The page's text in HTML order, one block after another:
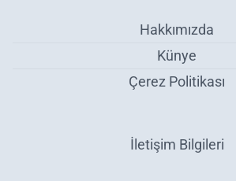
Hakkımızda
Künye
Çerez Politikası
İletişim Bilgileri